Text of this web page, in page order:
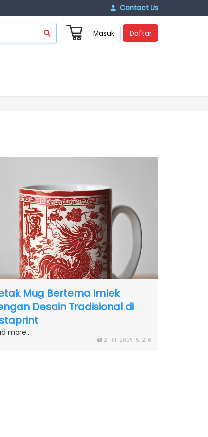
Contact Us
Masuk Daftar
Mug Bertema Imlek
Desain Tradisional di
more...
21-01-2025 15:12:16